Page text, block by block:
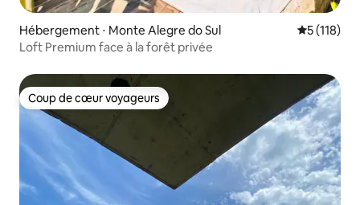
Hébergement ⋅ Monte Alegre do Sul Évaluation
5 (118)
Loft Premium face à la forêt privée
Coup de cœur voyageurs
Coup de cœur voyageurs